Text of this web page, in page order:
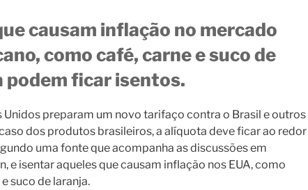
causam inflação no mercado
como café, carne e suco de
podem ficar isentos.
Unidos preparam um novo tarifaço contra o Brasil e outros
dos produtos brasileiros, a alíquota deve ficar ao redor
uma fonte que acompanha as discussões em
e isentar aqueles que causam inflação nos EUA, como
suco de laranja.